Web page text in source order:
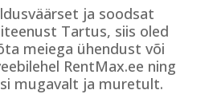
ja soodsat
Tartus, siis oled
meiega ühendust või
RentMax.ee ning
mugavalt ja muretult.